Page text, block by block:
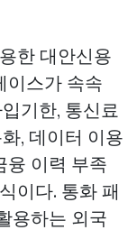
한 대안신용
이스가 속속
기한, 통신료
, 데이터 이용
융 이력 부족
이다. 통화 패
용하는 외국